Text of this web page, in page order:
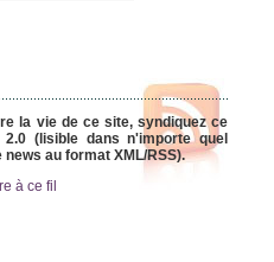
la vie de ce site, syndiquez ce
2.0 (lisible dans n'importe quel
news au format XML/RSS).
à ce fil